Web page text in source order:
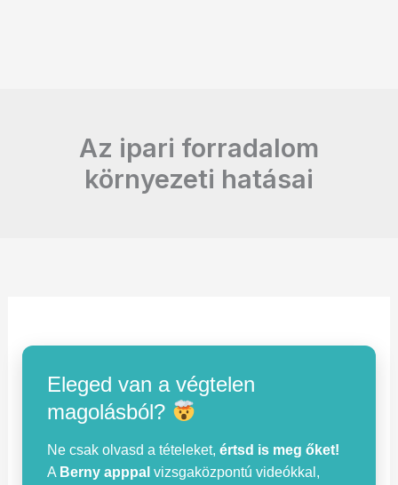
Az ipari forradalom
környezeti hatásai
Eleged van a végtelen
magolásból?
Ne csak olvasd a tételeket,értsd is meg őket!
A Berny apppal vizsgaközpontú videókkal,